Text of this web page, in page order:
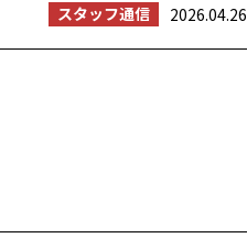
スタッフ通信
2026.04.26